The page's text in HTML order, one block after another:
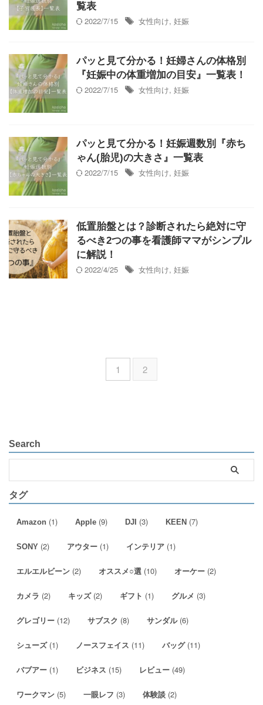
覧表
2022/7/15
女性向け, 妊娠
パッと見て分かる！妊婦さんの体格別
『妊娠中の体重増加の目安』一覧表！
2022/7/15
女性向け, 妊娠
パッと見て分かる！妊娠週数別『赤ち
ゃん(胎児)の大きさ』一覧表
2022/7/15
女性向け, 妊娠
低置胎盤とは？診断されたら絶対に守
るべき2つの事を看護師ママがシンプル
に解説！
2022/4/25
女性向け, 妊娠
1 2
Search
タグ
Amazon (1) Apple (9) DJI (3) KEEN (7)
SONY (2) アウター (1) インテリア (1)
エルエルビーン (2) オススメ○選 (10) オーケー (2)
カメラ (2) キッズ(2) ギフト (1) グルメ (3)
グレゴリー (12) サブスク (8) サンダル(6)
シューズ(1) ノースフェイス (11) バッグ(11)
バブアー (1) ビジネス (15) レビュー (49)
ワークマン (5) 一眼レフ (3) 体験談 (2)